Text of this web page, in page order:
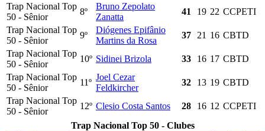
Trap Nacional Top
50 - Sênior
8º
Bruno Zepolato
Zanatta
41 19 22 CCPETI
Trap Nacional Top
50 - Sênior
9º
Diógenes Epifânio
Martins da Rosa
37 21 16 CBTD
Trap Nacional Top
50 - Sênior
10º Sidinei Brizola 33 16 17 CBTD
Trap Nacional Top
50 - Sênior
11º
Joel Cezar
Feldkircher
32 13 19 CBTD
Trap Nacional Top
50 - Sênior
12º Clesio Costa Santos 28 16 12 CCPETI
Trap Nacional Top 50 - Clubes